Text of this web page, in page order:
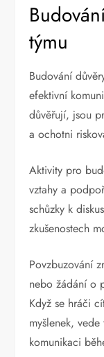
týmu
Budování
efektivní
důvěřují, jsou
a ochotni
Aktivity pro
vztahy a
schůzky k
zkušenostech
Povzbuzování
nebo žádání o
Když se hráči
myšlenek,
komunikaci